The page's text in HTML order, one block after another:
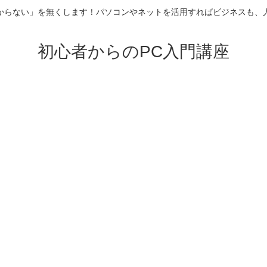
らない」を無くします！パソコンやネットを活用すればビジネスも、
初心者からのPC入門講座